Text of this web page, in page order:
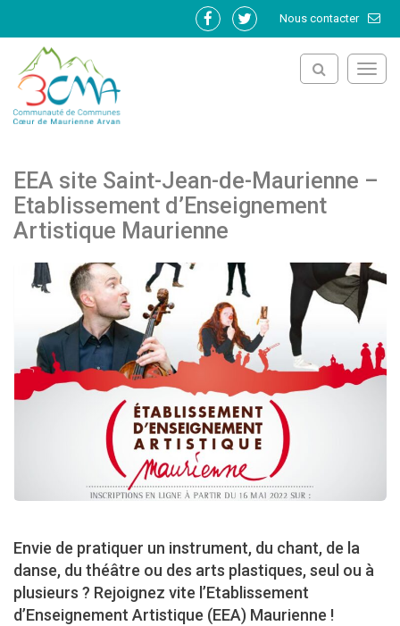
Nous contacter
Lien
Lien
EEA site Saint-Jean-de-Maurienne –
Etablissement d’Enseignement
Artistique Maurienne
Envie de pratiquer un instrument, du chant, de la
danse, du théâtre ou des arts plastiques, seul ou à
plusieurs ? Rejoignez vite l’Etablissement
d’Enseignement Artistique (EEA) Maurienne !